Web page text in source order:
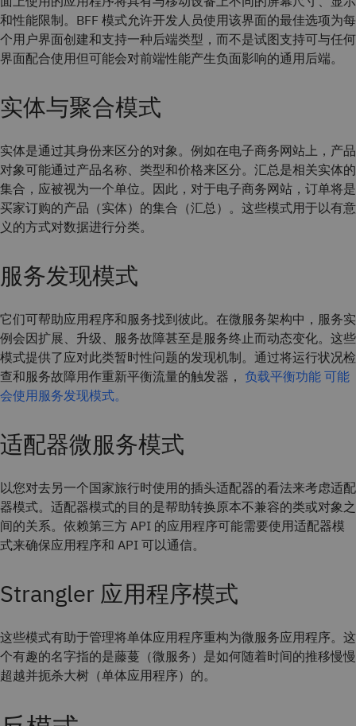
和性能限制。BFF 模式允许开发人员使用该界面的最佳选项为每
个用户界面创建和支持一种后端类型，而不是试图支持可与任何
界面配合使用但可能会对前端性能产生负面影响的通用后端。
实体与聚合模式
实体是通过其身份来区分的对象。例如在电子商务网站上，产品
对象可能通过产品名称、类型和价格来区分。汇总是相关实体的
集合，应被视为一个单位。因此，对于电子商务网站，订单将是
买家订购的产品（实体）的集合（汇总）。这些模式用于以有意
义的方式对数据进行分类。
服务发现模式
它们可帮助应用程序和服务找到彼此。在微服务架构中，服务实
例会因扩展、升级、服务故障甚至是服务终止而动态变化。这些
模式提供了应对此类暂时性问题的发现机制。通过将运行状况检
查和服务故障用作重新平衡流量的触发器， 负载平衡功能 可能
会使用服务发现模式。
适配器微服务模式
以您对去另一个国家旅行时使用的插头适配器的看法来考虑适配
器模式。适配器模式的目的是帮助转换原本不兼容的类或对象之
间的关系。依赖第三方 API 的应用程序可能需要使用适配器模
式来确保应用程序和 API 可以通信。
Strangler 应用程序模式
这些模式有助于管理将单体应用程序重构为微服务应用程序。这
个有趣的名字指的是藤蔓（微服务）是如何随着时间的推移慢慢
超越并扼杀大树（单体应用程序）的。